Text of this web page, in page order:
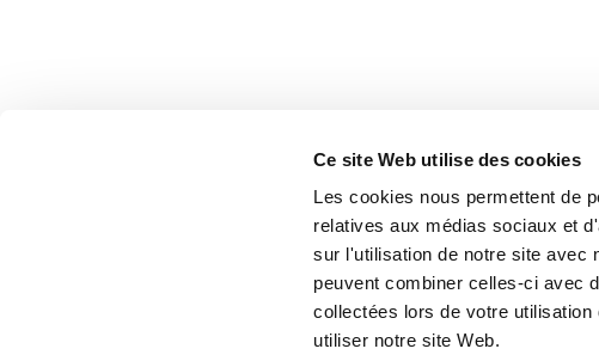
Ce site Web utilise des cookies
Les cookies nous permettent de
relatives aux médias sociaux et
sur l'utilisation de notre site avec
peuvent combiner celles-ci avec
collectées lors de votre
utiliser notre site Web.